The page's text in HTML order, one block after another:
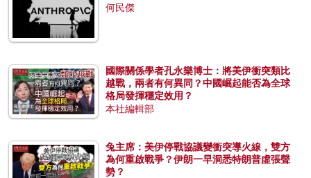
何民傑
國際關係學者孔永樂博士：將美伊衝突類比
越戰，兩者有何異同？中國崛起能否為全球
格局發揮穩定效用？
本社編輯部
兔主席：美伊停戰協議變衝突導火線，雙方
為何重啟戰爭？伊朗一早洞悉特朗普虛張聲
勢？